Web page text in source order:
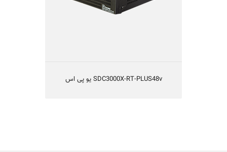
SDC3000X-RT-PLUS48v یو پی اس
مناسب شبکه های کامپیوتری متوسط و بزرگ،